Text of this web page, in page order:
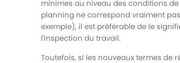
minimes au niveau des conditions
planning ne correspond vraiment
exemple), il est préférable de le
l'inspection du travail.
Toutefois, si les nouveaux termes